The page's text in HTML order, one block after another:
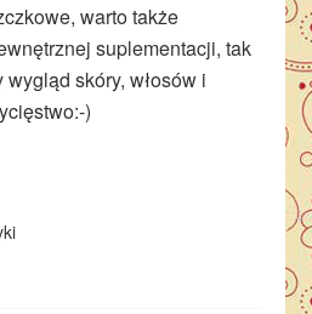
warto także
suplementacji, tak
skóry, włosów i
)